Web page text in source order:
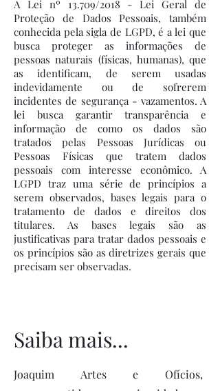
A Lei nº 13.709/2018 - Lei Geral de
Proteção de Dados Pessoais, também
conhecida pela sigla de LGPD, é a lei que
busca proteger as informações de
pessoas naturais (físicas, humanas), que
as identificam, de serem usadas
indevidamente ou de sofrerem
incidentes de segurança - vazamentos. A
lei busca garantir transparência e
informação de como os dados são
tratados pelas Pessoas Jurídicas ou
Pessoas Físicas que tratem dados
pessoais com interesse econômico. A
LGPD traz uma série de princípios a
serem observados, bases legais para o
tratamento de dados e direitos dos
titulares. As bases legais são as
justificativas para tratar dados pessoais e
os princípios são as diretrizes gerais que
precisam ser observadas.
Saiba mais...
Joaquim Artes e Ofícios,